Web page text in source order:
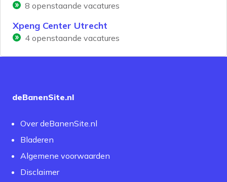
8 openstaande vacatures
Xpeng Center Utrecht
4 openstaande vacatures
deBanenSite.nl
Over deBanenSite.nl
Bladeren
Algemene voorwaarden
Disclaimer